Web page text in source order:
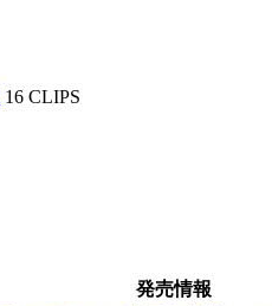
16 CLIPS
発売情報